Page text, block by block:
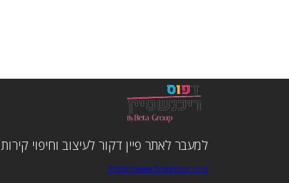
למעבר לאתר פיין דקור לעיצוב וחיפוי קירות
https://www.finedecor.co.il/